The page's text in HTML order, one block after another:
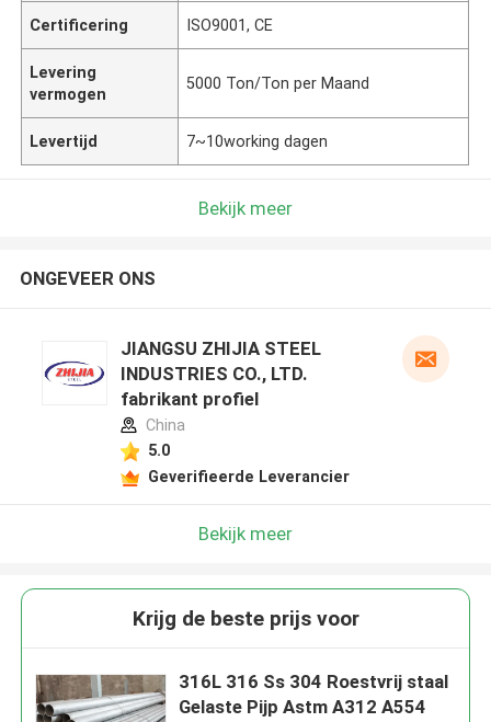
Certificering ISO9001, CE
Levering
vermogen
5000 Ton/Ton per Maand
Levertijd 7~10working dagen
Bekijk meer
ONGEVEER ONS
JIANGSU ZHIJIA STEEL
INDUSTRIES CO., LTD.
fabrikant profiel
China
5.0
Geverifieerde Leverancier
Bekijk meer
Krijg de beste prijs voor
316L 316 Ss 304 Roestvrij staal
Gelaste Pijp Astm A312 A554